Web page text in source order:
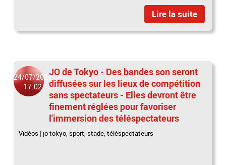
Lire la suite
24/07/2021
17:02
JO de Tokyo - Des bandes son seront
diffusées sur les lieux de compétition
sans spectateurs - Elles devront être
finement réglées pour favoriser
l'immersion des téléspectateurs
Vidéos | jo tokyo,sport,stade,téléspectateurs